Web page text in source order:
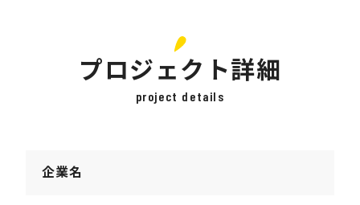
プロジェクト詳細
project details
企業名